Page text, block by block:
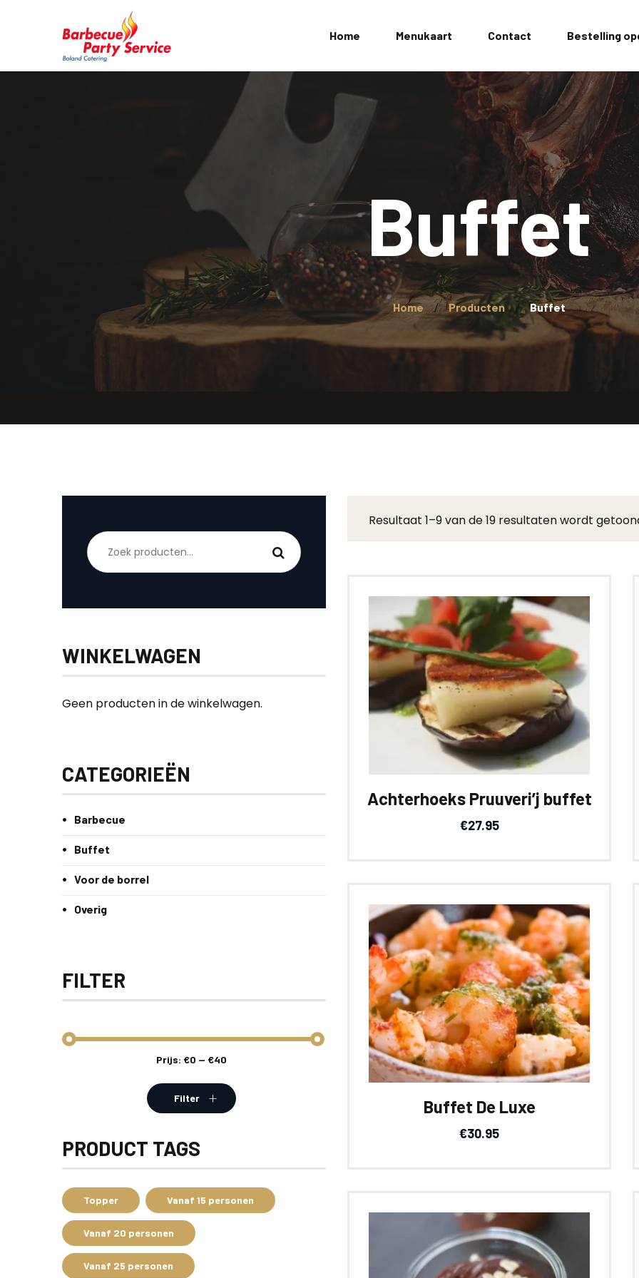
Home Menukaart Contact Bestelling
Buffet
Home Producten Buffet
Resultaat 1–9 van de 19 resultaten wordt
Achterhoeks Pruuveri’j buffet
€27.95
Buffet De Luxe
€30.95
Zoeken
naar:
WINKELWAGEN
Geen producten in de winkelwagen.
CATEGORIEËN
Barbecue
Buffet
Voor de borrel
Overig
FILTER
Filter
Prijs: €0 — €40
PRODUCT TAGS
Topper Vanaf 15 personen
Vanaf 20 personen
Vanaf 25 personen